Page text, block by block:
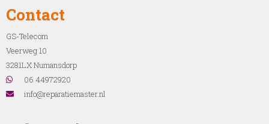
Contact
GS-Telecom
Veerweg 10
3281LX Numansdorp
06 44972920
info@reparatiemaster.nl